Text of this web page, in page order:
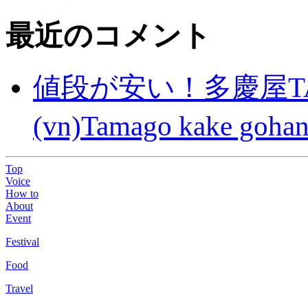
最近のコメント
値段が安い！多慶屋
(vn)Tamago kake
Top
Voice
How to
About
Event
Festival
Food
Travel